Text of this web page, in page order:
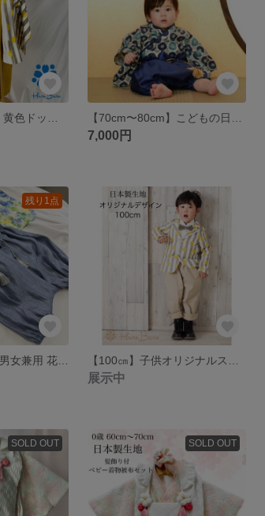
7,000円
残り1点
【70cm〜80cm】男女兼用 花柄×サテンブルー ベビー巾着袴 子供袴 女の子 男の子 HareBare
展示中
SOLD OUT SOLD OUT